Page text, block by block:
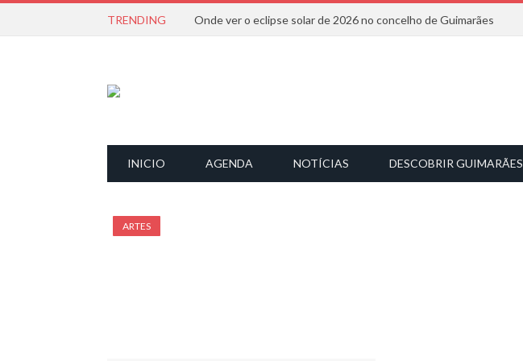
TRENDING Onde ver o eclipse solar de 2026 no concelho de Guimarães
INICIO AGENDA NOTÍCIAS DESCOBRIR GUIMARÃES
ARTES